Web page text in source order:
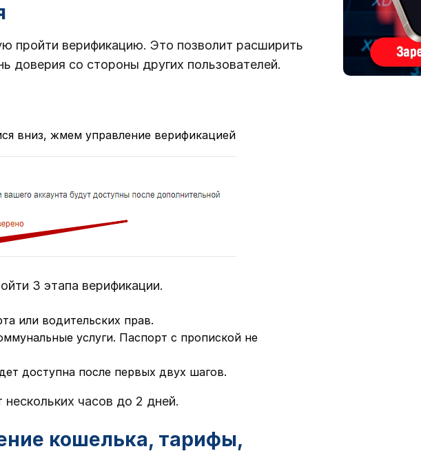
пройти верификацию. Это позволит расширить
доверия со стороны других пользователей.
вниз, жмем управление верификацией
3 этапа верификации.
или водительских прав.
услуги. Паспорт с пропиской не
доступна после первых двух шагов.
часов до 2 дней.
кошелька, тарифы,